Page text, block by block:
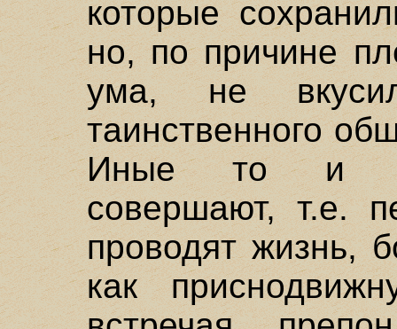
которые
но, по причине
ума, не
таинственного
Иные то и
совершают, т.е.
проводят жизнь,
как